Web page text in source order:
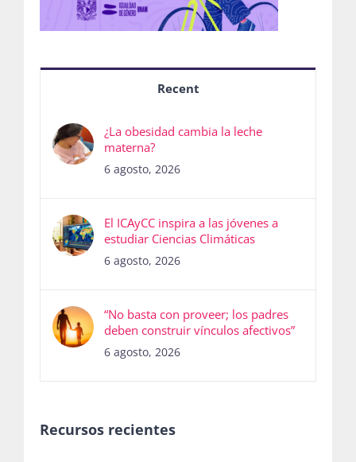
Recent
¿La obesidad cambia la leche
materna?
6 agosto, 2026
El ICAyCC inspira a las jóvenes a
estudiar Ciencias Climáticas
6 agosto, 2026
“No basta con proveer; los padres
deben construir vínculos afectivos”
6 agosto, 2026
Recursos recientes